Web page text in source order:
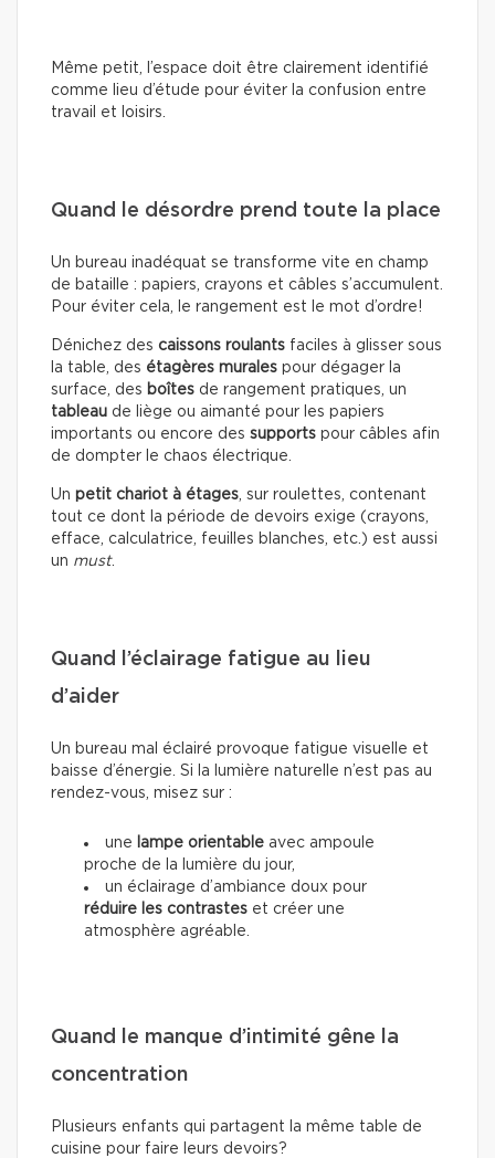
Même petit, l’espace doit être clairement identifié
comme lieu d’étude pour éviter la confusion entre
travail et loisirs.
Quand le désordre prend toute la place
Un bureau inadéquat se transforme vite en champ
de bataille : papiers, crayons et câbles s’accumulent.
Pour éviter cela, le rangement est le mot d’ordre!
Dénichez des caissons roulants faciles à glisser sous
la table, des étagères murales pour dégager la
surface, des boîtes de rangement pratiques, un
tableau de liège ou aimanté pour les papiers
importants ou encore des supports pour câbles afin
de dompter le chaos électrique.
Un petit chariot à étages, sur roulettes, contenant
tout ce dont la période de devoirs exige (crayons,
efface, calculatrice, feuilles blanches, etc.) est aussi
un must.
Quand l’éclairage fatigue au lieu
d’aider
Un bureau mal éclairé provoque fatigue visuelle et
baisse d’énergie. Si la lumière naturelle n’est pas au
rendez-vous, misez sur :
une lampe orientable avec ampoule
proche de la lumière du jour,
un éclairage d’ambiance doux pour
réduire les contrastes et créer une
atmosphère agréable.
Quand le manque d’intimité gêne la
concentration
Plusieurs enfants qui partagent la même table de
cuisine pour faire leurs devoirs?